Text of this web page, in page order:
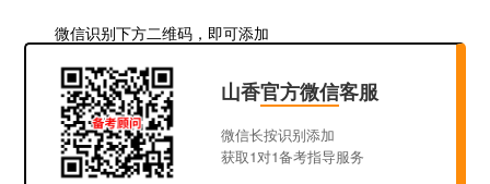
微信识别下方二维码，即可添加
山香官方微信客服
微信长按识别添加
获取1对1备考指导服务